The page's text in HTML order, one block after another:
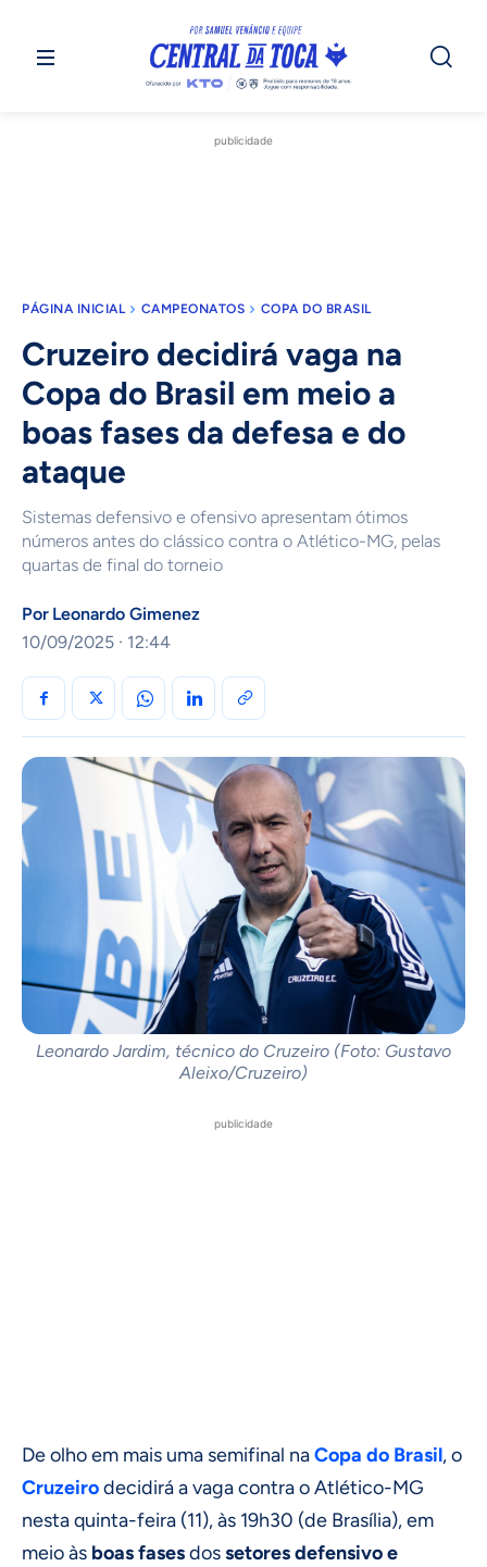
publicidade
PÁGINA INICIAL CAMPEONATOS COPA DO BRASIL
Cruzeiro decidirá vaga na
Copa do Brasil em meio a
boas fases da defesa e do
ataque
Sistemas defensivo e ofensivo apresentam ótimos
números antes do clássico contra o Atlético-MG, pelas
quartas de final do torneio
Por Leonardo Gimenez
10/09/2025 · 12:44
Leonardo Jardim, técnico do Cruzeiro (Foto: Gustavo
Aleixo/Cruzeiro)
publicidade
De olho em mais uma semifinal naCopa do Brasil, o
Cruzeirodecidirá a vaga contra o Atlético-MG
nesta quinta-feira (11), às 19h30 (de Brasília), em
meio às boas fasesdossetores defensivo e